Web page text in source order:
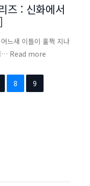
즈 : 신화에서
느새 이틀이 훌쩍 지나
… Read more
8
9